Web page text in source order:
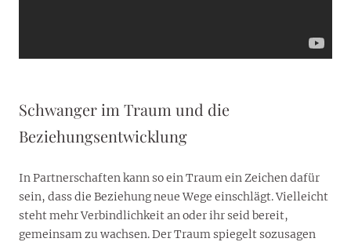
Schwanger im Traum und die
Beziehungsentwicklung
In Partnerschaften kann so ein Traum ein Zeichen dafür
sein, dass die Beziehung neue Wege einschlägt. Vielleicht
steht mehr Verbindlichkeit an oder ihr seid bereit,
gemeinsam zu wachsen. Der Traum spiegelt sozusagen